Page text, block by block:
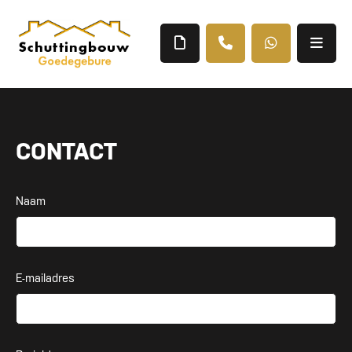
CONTACT
Naam
E-mailadres